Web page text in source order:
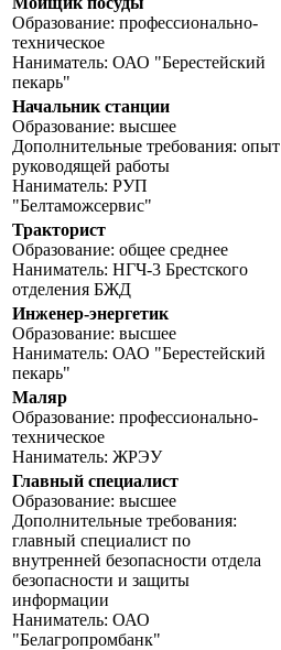
Образование: профессионально-
техническое
Наниматель: ОАО "Берестейский
пекарь"
Начальник станции
Образование: высшее
Дополнительные требования: опыт
руководящей работы
Наниматель: РУП
"Белтаможсервис"
Тракторист
Образование: общее среднее
Наниматель: НГЧ-3 Брестского
отделения БЖД
Инженер-энергетик
Образование: высшее
Наниматель: ОАО "Берестейский
пекарь"
Маляр
Образование: профессионально-
техническое
Наниматель: ЖРЭУ
Главный специалист
Образование: высшее
Дополнительные требования:
главный специалист по
внутренней безопасности отдела
безопасности и защиты
информации
Наниматель: ОАО
"Белагропромбанк"